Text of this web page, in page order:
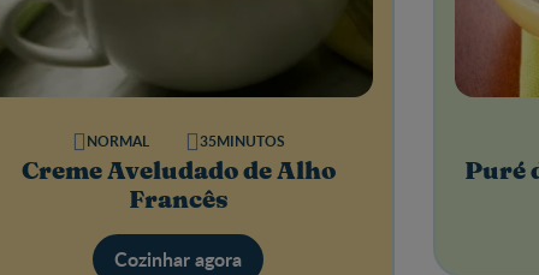
Creme Aveludado de Alho
Francês
NORMAL 35MINUTOS
Cozinhar agora
Puré